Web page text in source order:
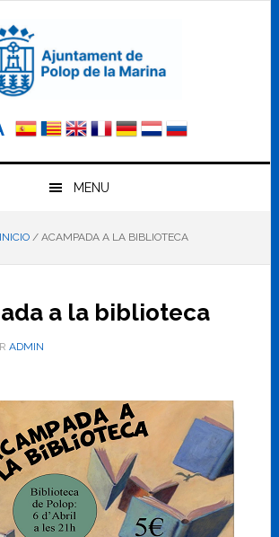
Aumentar
el
tamaño
letra
MENU
INICIO /ACAMPADA A LA BIBLIOTECA
a la biblioteca
ADMIN